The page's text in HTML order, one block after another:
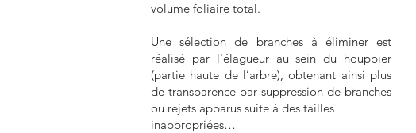
volume foliaire total.
Une sélection de branches à éliminer est
réalisé par l'élagueur au sein du houppier
(partie haute de l’arbre), obtenant ainsi plus
de transparence par suppression de branches
ou rejets apparus suite à des tailles
inappropriées…